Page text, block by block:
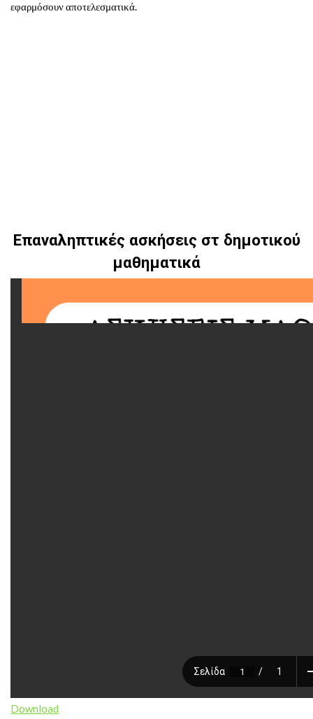
εφαρμόσουν αποτελεσματικά.
Επαναληπτικές ασκήσεις στ δημοτικού
μαθηματικά
Download